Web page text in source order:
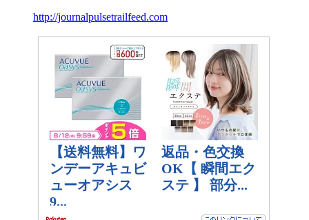
http://journalpulsetrailfeed.com